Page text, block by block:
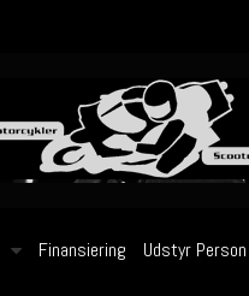
Finansiering Udstyr Person